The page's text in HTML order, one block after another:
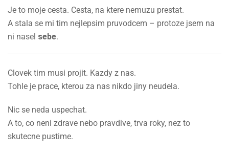
Je to moje cesta. Cesta, na ktere nemuzu prestat.
A stala se mi tim nejlepsim pruvodcem – protoze jsem na
ni nasel sebe.
Clovek tim musi projit. Kazdy z nas.
Tohle je prace, kterou za nas nikdo jiny neudela.
Nic se neda uspechat.
A to, co neni zdrave nebo pravdive, trva roky, nez to
skutecne pustime.